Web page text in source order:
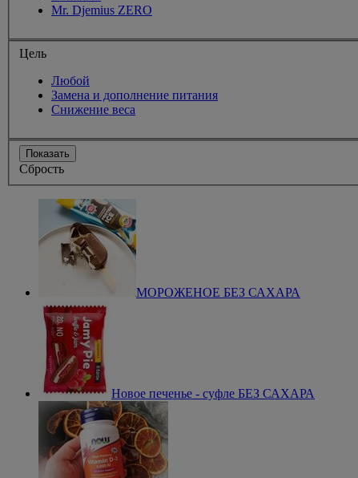
Mr. Djemius ZERO
Цель
Любой
Замена и дополнение питания
Снижение веса
Показать
Сбрость
МОРОЖЕНОЕ БЕЗ САХАРА
Новое печенье - суфле БЕЗ САХАРА